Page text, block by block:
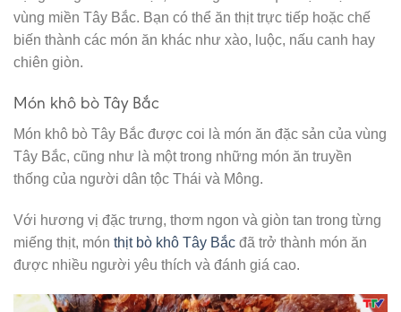
vùng miền Tây Bắc. Bạn có thể ăn thịt trực tiếp hoặc chế
biến thành các món ăn khác như xào, luộc, nấu canh hay
chiên giòn.
Món khô bò Tây Bắc
Món khô bò Tây Bắc được coi là món ăn đặc sản của vùng
Tây Bắc, cũng như là một trong những món ăn truyền
thống của người dân tộc Thái và Mông.
Với hương vị đặc trưng, thơm ngon và giòn tan trong từng
miếng thịt, món thịt bò khô Tây Bắc đã trở thành món ăn
được nhiều người yêu thích và đánh giá cao.